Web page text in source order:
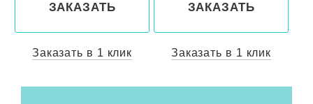
ЗАКАЗАТЬ
Заказать в 1 клик
ЗАКАЗАТЬ
Заказать в 1 клик